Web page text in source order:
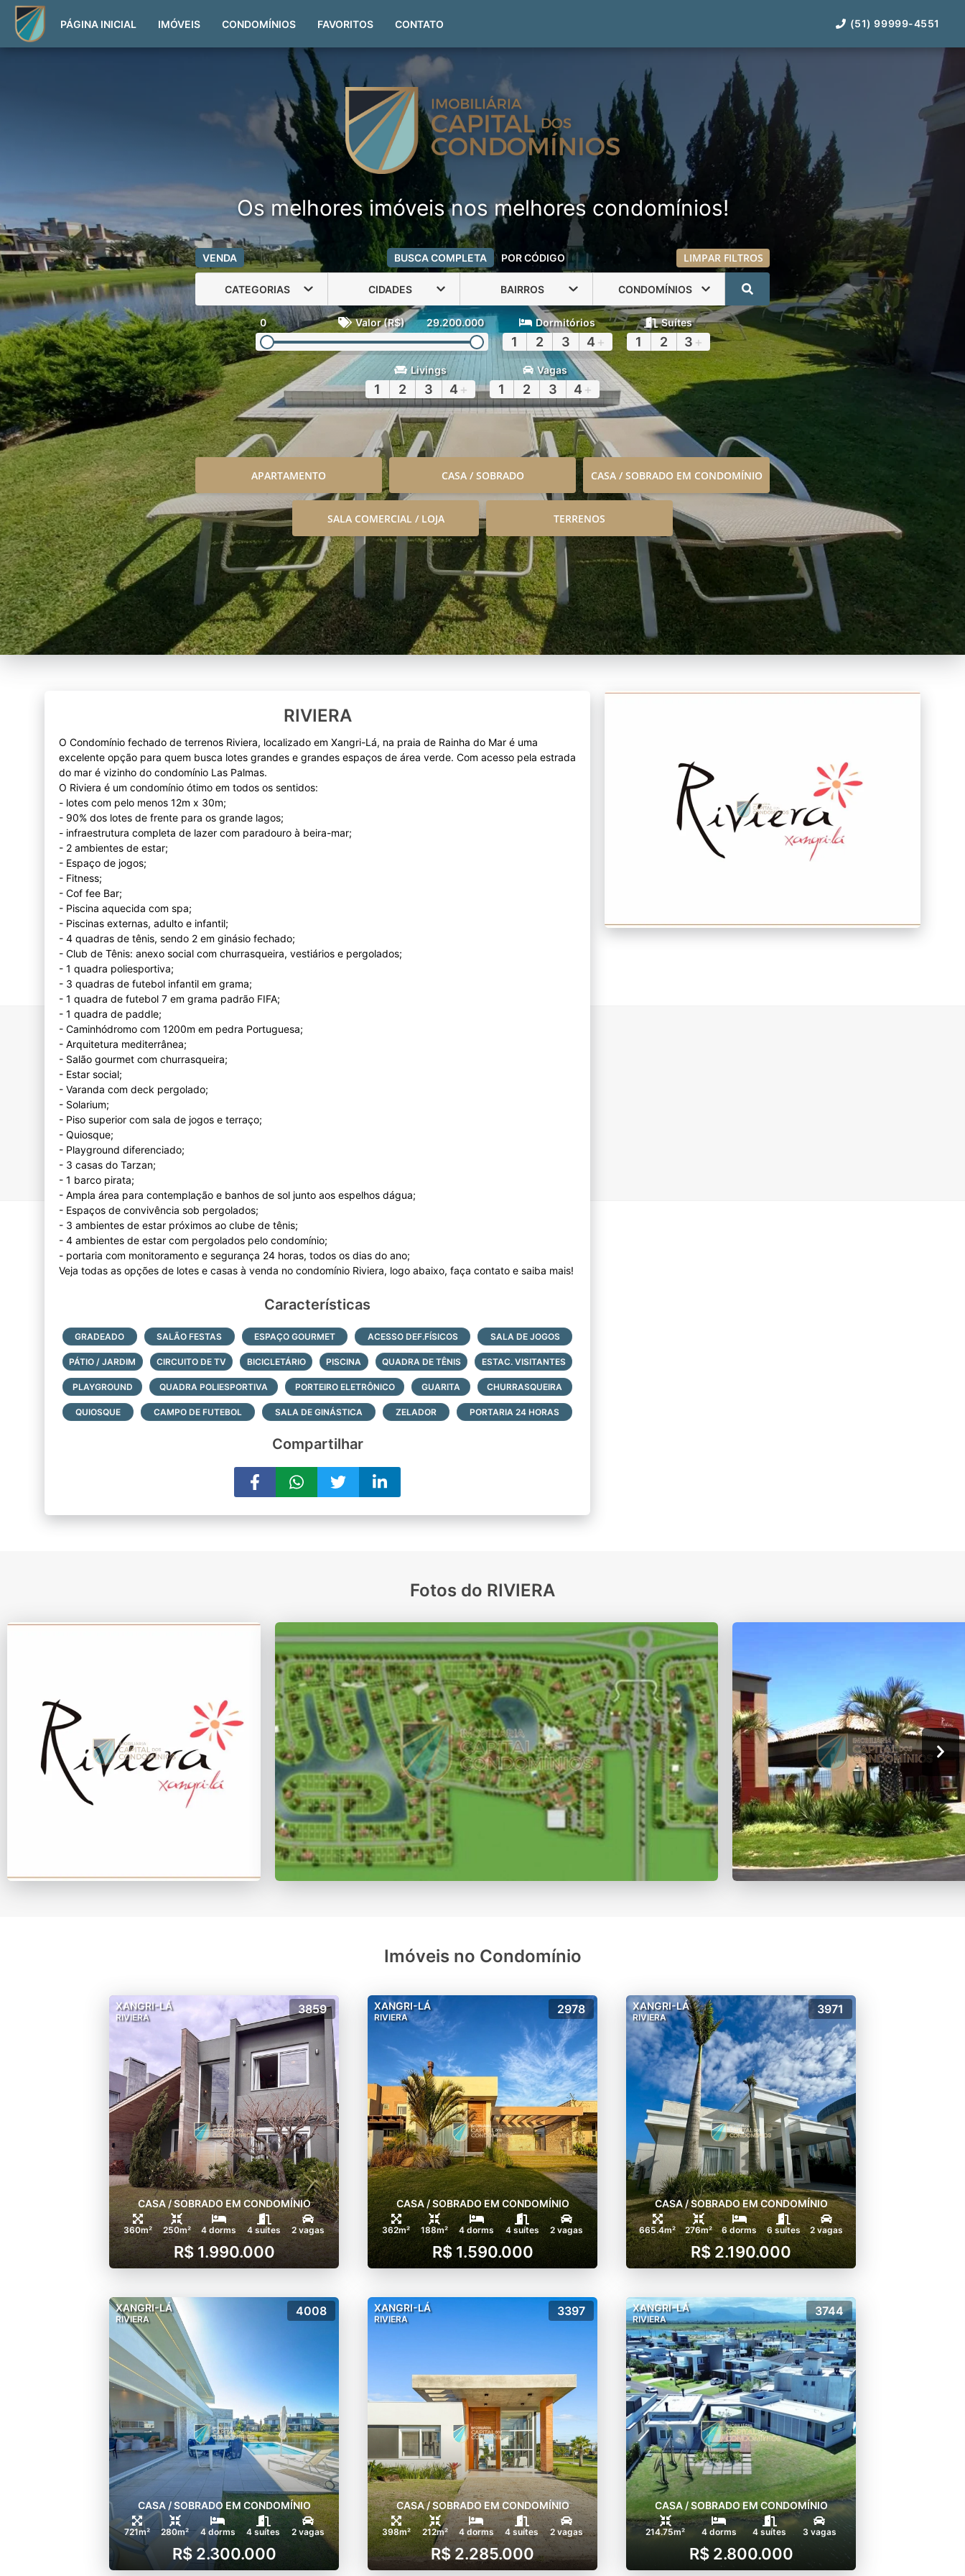
PÁGINA INICIAL IMÓVEIS CONDOMÍNIOS FAVORITOS CONTATO (51) 99999-4551
Os melhores imóveis nos melhores condomínios!
VENDA BUSCA COMPLETA POR CÓDIGO LIMPAR FILTROS
CATEGORIAS CIDADES BAIRROS CONDOMÍNIOS
0 Valor (R$) 29.200.000 Dormitórios
1 2 3 4 +
Suítes
1 2 3 +
Livings
1 2 3 4 +
Vagas
1 2 3 4 +
APARTAMENTO CASA / SOBRADO CASA / SOBRADO EM CONDOMÍNIO
SALA COMERCIAL / LOJA TERRENOS
RIVIERA
O Condomínio fechado de terrenos Riviera, localizado em Xangri-Lá, na praia de Rainha do Mar é uma
excelente opção para quem busca lotes grandes e grandes espaços de área verde. Com acesso pela estrada
do mar é vizinho do condomínio Las Palmas.
O Riviera é um condomínio ótimo em todos os sentidos:
- lotes com pelo menos 12m x 30m;
- 90% dos lotes de frente para os grande lagos;
- infraestrutura completa de lazer com paradouro à beira-mar;
- 2 ambientes de estar;
- Espaço de jogos;
- Fitness;
- Cof fee Bar;
- Piscina aquecida com spa;
- Piscinas externas, adulto e infantil;
- 4 quadras de tênis, sendo 2 em ginásio fechado;
- Club de Tênis: anexo social com churrasqueira, vestiários e pergolados;
- 1 quadra poliesportiva;
- 3 quadras de futebol infantil em grama;
- 1 quadra de futebol 7 em grama padrão FIFA;
- 1 quadra de paddle;
- Caminhódromo com 1200m em pedra Portuguesa;
- Arquitetura mediterrânea;
- Salão gourmet com churrasqueira;
- Estar social;
- Varanda com deck pergolado;
- Solarium;
- Piso superior com sala de jogos e terraço;
- Quiosque;
- Playground diferenciado;
- 3 casas do Tarzan;
- 1 barco pirata;
- Ampla área para contemplação e banhos de sol junto aos espelhos dágua;
- Espaços de convivência sob pergolados;
- 3 ambientes de estar próximos ao clube de tênis;
- 4 ambientes de estar com pergolados pelo condomínio;
- portaria com monitoramento e segurança 24 horas, todos os dias do ano;
Características
GRADEADO SALÃO FESTAS ESPAÇO GOURMET ACESSO DEF.FÍSICOS SALA DE JOGOS
PÁTIO / JARDIM CIRCUITO DE TV BICICLETÁRIO PISCINA QUADRA DE TÊNIS ESTAC. VISITANTES
PLAYGROUND QUADRA POLIESPORTIVA PORTEIRO ELETRÔNICO GUARITA CHURRASQUEIRA
QUIOSQUE CAMPO DE FUTEBOL SALA DE GINÁSTICA ZELADOR PORTARIA 24 HORAS
Compartilhar
Fotos do RIVIERA
Imóveis no Condomínio
XANGRI-LÁ
RIVIERA
3859
CASA / SOBRADO EM CONDOMÍNIO
360m² 250m² 4 dorms 4 suítes 2 vagas
R$ 1.990.000
XANGRI-LÁ
RIVIERA
2978
CASA / SOBRADO EM CONDOMÍNIO
362m² 188m² 4 dorms 4 suítes 2 vagas
R$ 1.590.000
XANGRI-LÁ
RIVIERA
3971
CASA / SOBRADO EM CONDOMÍNIO
665.4m² 276m² 6 dorms 6 suítes 2 vagas
R$ 2.190.000
XANGRI-LÁ
RIVIERA
4008
CASA / SOBRADO EM CONDOMÍNIO
721m² 280m² 4 dorms 4 suítes 2 vagas
R$ 2.300.000
XANGRI-LÁ
RIVIERA
3397
CASA / SOBRADO EM CONDOMÍNIO
398m² 212m² 4 dorms 4 suítes 2 vagas
R$ 2.285.000
XANGRI-LÁ
RIVIERA
3744
CASA / SOBRADO EM CONDOMÍNIO
214.75m² 4 dorms 4 suítes 3 vagas
R$ 2.800.000